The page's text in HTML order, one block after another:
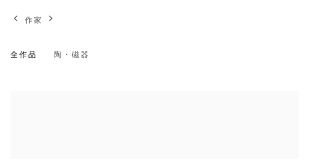
作家
全作品 陶・磁器